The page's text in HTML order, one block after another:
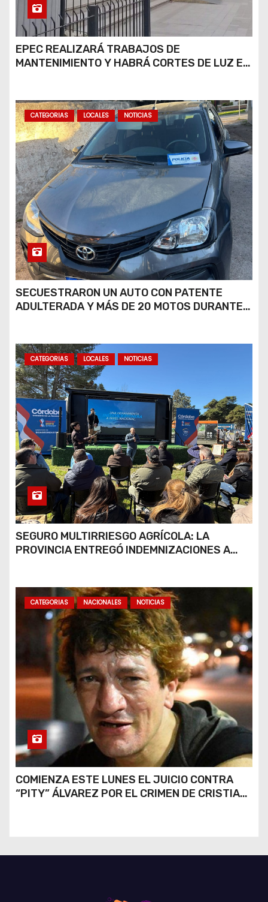
EPEC REALIZARÁ TRABAJOS DE
MANTENIMIENTO Y HABRÁ CORTES DE LUZ EN
CATEGORIAS LOCALES NOTICIAS
SECUESTRARON UN AUTO CON PATENTE
ADULTERADA Y MÁS DE 20 MOTOS DURANTE
CATEGORIAS LOCALES NOTICIAS
SEGURO MULTIRRIESGO AGRÍCOLA: LA
PROVINCIA ENTREGÓ INDEMNIZACIONES A
CATEGORIAS NACIONALES NOTICIAS
COMIENZA ESTE LUNES EL JUICIO CONTRA
“PITY” ÁLVAREZ POR EL CRIMEN DE CRISTIAN